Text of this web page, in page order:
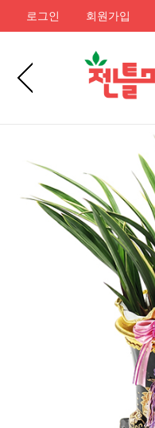
로그인 회원가입